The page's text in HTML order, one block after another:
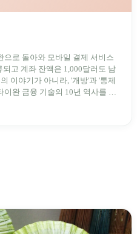
으로 돌아와 모바일 결제 서비스
고 계좌 잔액은 1,000달러도 남
이야기가 아니라, '개방'과 '통제
이완 금융 기술의 10년 역사를 보